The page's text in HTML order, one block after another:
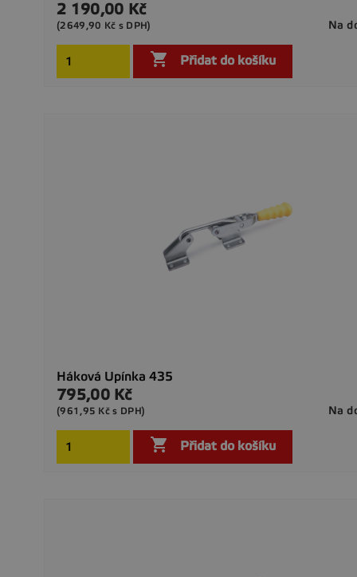
Cena
2 190,00 Kč
Na
(2649,90 Kč s DPH)
 Přidat do košíku
Háková Upínka 435
Cena
795,00 Kč
Na
(961,95 Kč s DPH)
 Přidat do košíku